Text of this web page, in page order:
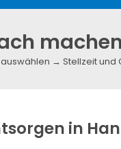
→ Stellzeit
in